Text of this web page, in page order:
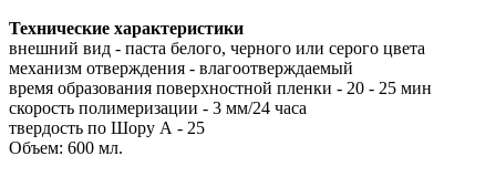
Технические характеристики
внешний вид - паста белого, черного или серого цвета
механизм отверждения - влагоотверждаемый
время образования поверхностной пленки - 20 - 25 мин
скорость полимеризации - 3 мм/24 часа
твердость по Шору А - 25
Объем: 600 мл.